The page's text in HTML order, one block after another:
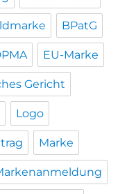
BPatG
EU-Marke
Gericht
Logo
Marke